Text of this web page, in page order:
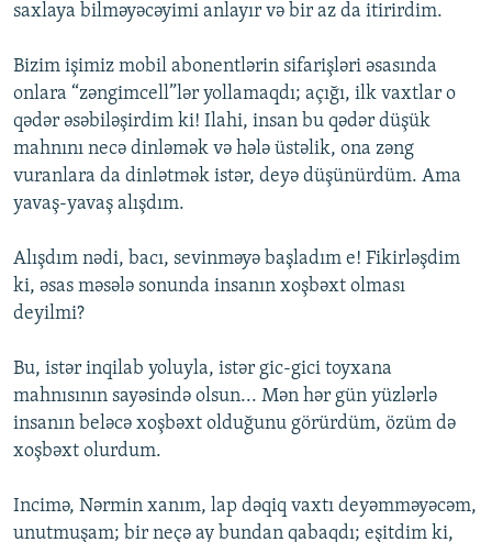
saxlaya bilməyəcəyimi anlayır və bir az da itirirdim.
Bizim işimiz mobil abonentlərin sifarişləri əsasında
onlara “zəngimcell”lər yollamaqdı; açığı, ilk vaxtlar o
qədər əsəbiləşirdim ki! Ilahi, insan bu qədər düşük
mahnını necə dinləmək və hələ üstəlik, ona zəng
vuranlara da dinlətmək istər, deyə düşünürdüm. Ama
yavaş-yavaş alışdım.
Alışdım nədi, bacı, sevinməyə başladım e! Fikirləşdim
ki, əsas məsələ sonunda insanın xoşbəxt olması
deyilmi?
Bu, istər inqilab yoluyla, istər gic-gici toyxana
mahnısının sayəsində olsun... Mən hər gün yüzlərlə
insanın beləcə xoşbəxt olduğunu görürdüm, özüm də
xoşbəxt olurdum.
Incimə, Nərmin xanım, lap dəqiq vaxtı deyəmməyəcəm,
unutmuşam; bir neçə ay bundan qabaqdı; eşitdim ki,